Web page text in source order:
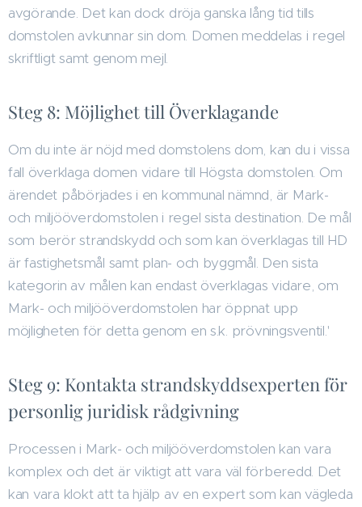
avgörande. Det kan dock dröja ganska lång tid tills
domstolen avkunnar sin dom. Domen meddelas i regel
skriftligt samt genom mejl.
Steg 8: Möjlighet till Överklagande
Om du inte är nöjd med domstolens dom, kan du i vissa
fall överklaga domen vidare till Högsta domstolen. Om
ärendet påbörjades i en kommunal nämnd, är Mark-
och miljööverdomstolen i regel sista destination. De mål
som berör strandskydd och som kan överklagas till HD
är fastighetsmål samt plan- och byggmål. Den sista
kategorin av målen kan endast överklagas vidare, om
Mark- och miljööverdomstolen har öppnat upp
möjligheten för detta genom en s.k. prövningsventil.'
Steg 9: Kontakta strandskyddsexperten för
personlig juridisk rådgivning
Processen i Mark- och miljööverdomstolen kan vara
komplex och det är viktigt att vara väl förberedd. Det
kan vara klokt att ta hjälp av en expert som kan vägleda